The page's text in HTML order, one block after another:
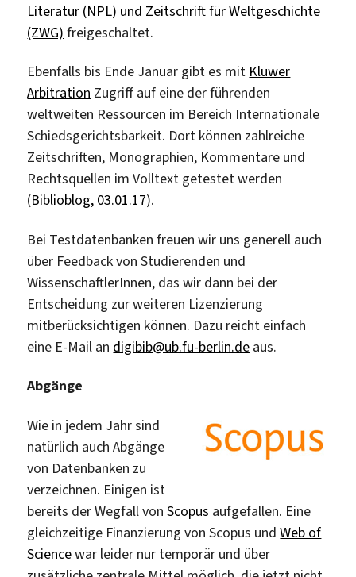
Literatur (NPL) und Zeitschrift für Weltgeschichte
(ZWG) freigeschaltet.
Ebenfalls bis Ende Januar gibt es mit Kluwer
Arbitration Zugriff auf eine der führenden
weltweiten Ressourcen im Bereich Internationale
Schiedsgerichtsbarkeit. Dort können zahlreiche
Zeitschriften, Monographien, Kommentare und
Rechtsquellen im Volltext getestet werden
(Biblioblog, 03.01.17).
Bei Testdatenbanken freuen wir uns generell auch
über Feedback von Studierenden und
WissenschaftlerInnen, das wir dann bei der
Entscheidung zur weiteren Lizenzierung
mitberücksichtigen können. Dazu reicht einfach
eine E-Mail an digibib@ub.fu-berlin.de aus.
Abgänge
Wie in jedem Jahr sind
natürlich auch Abgänge
von Datenbanken zu
verzeichnen. Einigen ist
bereits der Wegfall vonScopus aufgefallen. Eine
gleichzeitige Finanzierung von Scopus undWeb of
Sciencewar leider nur temporär und über